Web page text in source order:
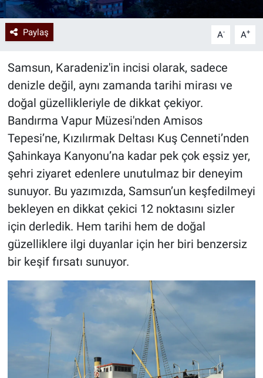
Paylaş A- A+
Samsun, Karadeniz'in incisi olarak, sadece
denizle değil, aynı zamanda tarihi mirası ve
doğal güzellikleriyle de dikkat çekiyor.
Bandırma Vapur Müzesi'nden Amisos
Tepesi’ne, Kızılırmak Deltası Kuş Cenneti’nden
Şahinkaya Kanyonu’na kadar pek çok eşsiz yer,
şehri ziyaret edenlere unutulmaz bir deneyim
sunuyor. Bu yazımızda, Samsun’un keşfedilmeyi
bekleyen en dikkat çekici 12 noktasını sizler
için derledik. Hem tarihi hem de doğal
güzelliklere ilgi duyanlar için her biri benzersiz
bir keşif fırsatı sunuyor.